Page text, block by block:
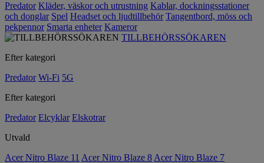
Predator Kläder, väskor och utrustning Kablar, dockningsstationer
och donglar Spel Headset och ljudtillbehör Tangentbord, möss och
pekpennor Smarta enheter Kameror
TILLBEHÖRSSÖKAREN
Efter kategori
Predator Wi-Fi 5G
Efter kategori
Predator Elcyklar Elskotrar
Utvald
Acer Nitro Blaze 11 Acer Nitro Blaze 8 Acer Nitro Blaze 7